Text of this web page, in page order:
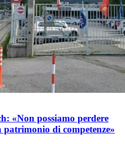
«Non possiamo perdere
di competenze»